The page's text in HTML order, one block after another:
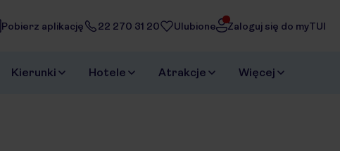
Pobierz aplikację 22 270 31 20 Ulubione Zaloguj się do myTUI
Kierunki Hotele Atrakcje Więcej